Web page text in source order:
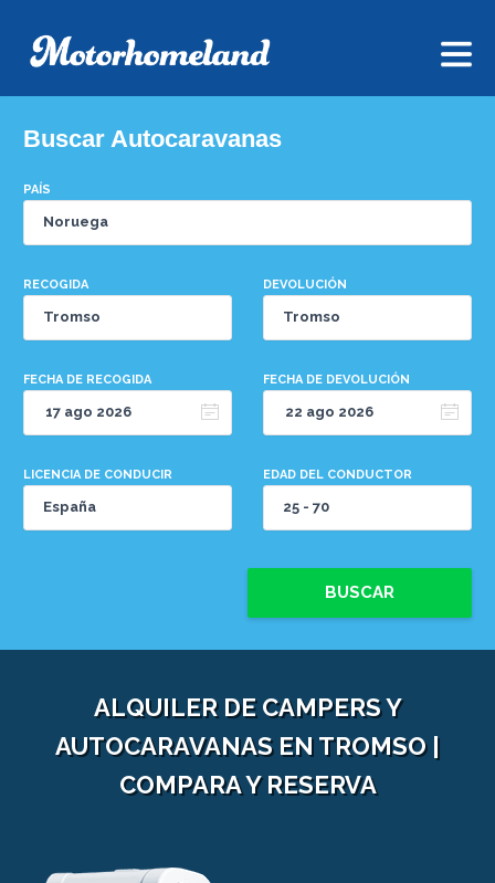
Buscar Autocaravanas
PAÍS
RECOGIDA DEVOLUCIÓN
FECHA DE RECOGIDA FECHA DE DEVOLUCIÓN
LICENCIA DE CONDUCIR EDAD DEL CONDUCTOR
BUSCAR
ALQUILER DE CAMPERS Y
AUTOCARAVANAS EN TROMSO |
COMPARA Y RESERVA